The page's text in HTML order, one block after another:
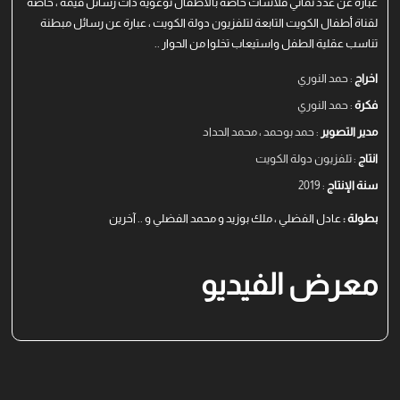
لقناة أطفال الكويت التابعة لتلفزيون دولة الكويت ، عبارة عن رسائل مبطنة
تناسب عقلية الطفل واستيعاب تخلوا من الحوار ..
اخراج : حمد النوري
فكرة : حمد النوري
مدير التصوير : حمد بوحمد ، محمد الحداد
انتاج : تلفزيون دولة الكويت
سنة الإنتاج : 2019
بطولة :عادل الفضلي ، ملك بوزيد و محمد الفضلي و .. آخرين
معرض الفيديو